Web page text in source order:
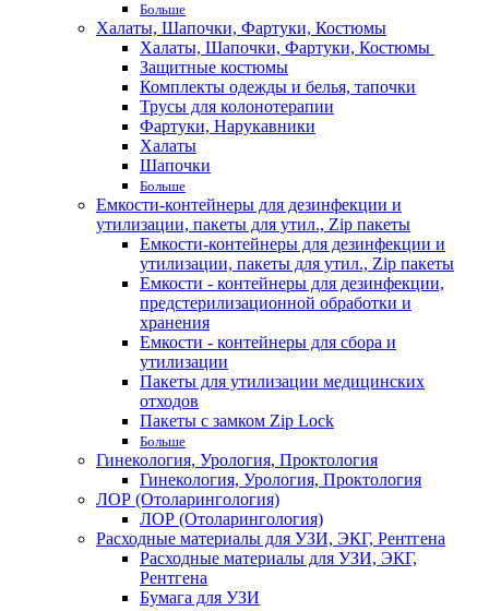
Больше
Халаты, Шапочки, Фартуки, Костюмы
Халаты, Шапочки, Фартуки, Костюмы
Защитные костюмы
Комплекты одежды и белья, тапочки
Трусы для колонотерапии
Фартуки, Нарукавники
Халаты
Шапочки
Больше
Емкости-контейнеры для дезинфекции и
утилизации, пакеты для утил., Zip пакеты
Емкости-контейнеры для дезинфекции и
утилизации, пакеты для утил., Zip пакеты
Емкости - контейнеры для дезинфекции,
предстерилизационной обработки и
хранения
Емкости - контейнеры для сбора и
утилизации
Пакеты для утилизации медицинских
отходов
Пакеты с замком Zip Lock
Больше
Гинекология, Урология, Проктология
Гинекология, Урология, Проктология
ЛОР (Отоларингология)
ЛОР (Отоларингология)
Расходные материалы для УЗИ, ЭКГ, Рентгена
Расходные материалы для УЗИ, ЭКГ,
Рентгена
Бумага для УЗИ